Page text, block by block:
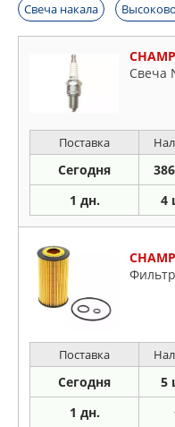
Свеча накала
Свеча
Поставка
Сегодня
1 дн. 4
Поставка
Сегодня 5
1 дн.